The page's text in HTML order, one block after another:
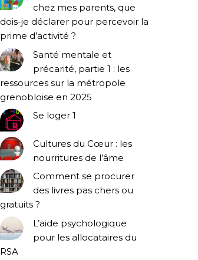
chez mes parents, que
dois-je déclarer pour percevoir la
prime d’activité ?
Santé mentale et
précarité, partie 1 : les
ressources sur la métropole
grenobloise en 2025
Se loger 1
Cultures du Cœur : les
nourritures de l’âme
Comment se procurer
des livres pas chers ou
gratuits ?
L’aide psychologique
pour les allocataires du
RSA